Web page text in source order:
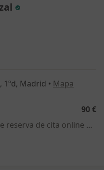
1ºd, Madrid • Mapa
90 €
Este especialista no ofrece reserva de cita online en esta dirección.